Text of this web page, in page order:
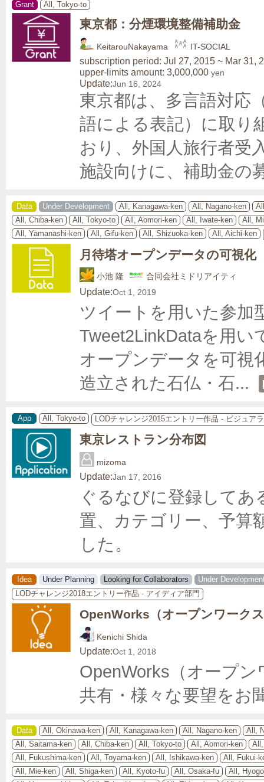
Grant All, Tokyo-to
東京都：分煙環境整備補助金
KeitarouNakayama IT-SOCIAL
subscription period: Jul 27, 2015 ~ Mar 31,
upper-limits amount: 3,000,000 yen
Update:Jun 16, 2024
東京都は、多言語対応
語による表記）に取り
おり、外国人旅行者受
施設向けに、補助金の
Data Under Development All, Kanagawa-ken All, Nagano-ken
All, Chiba-ken
All, Tokyo-to All, Aomori-ken All, Iwate-ken
All,
All, Yamanashi-ken
All, Gifu-ken All, Shizuoka-ken All, Aichi-ken
月待塔オープンデータの可視化
小池 隆 合同会社ミドリアイティ
Update:Oct 1, 2019
ツイートを用いた参加
Tweet2LinkDataを用い
オープンデータを可視
造立された石仏・石...
App All, Tokyo-to LODチャレンジ2015エントリー作品 - ビジュア
東京レストラン分布図
mizoma
Update:Jan 17, 2016
ぐるなびに登録してあ
置、カテゴリー、予算
した。
Idea Under Planning Looking for Collaborators
Under
LODチャレンジ2018エントリー作品 - アイディア部門
OpenWorks（オープンワーク
Kenichi Shida
Update:Oct 1, 2018
OpenWorks（オープ
共有・様々な要望をお
Data All, Okinawa-ken All, Kanagawa-ken All, Nagano-ken
All,
All, Saitama-ken
All, Chiba-ken All, Tokyo-to All, Aomori-ken
All, Fukushima-ken
All, Toyama-ken All, Ishikawa-ken
All, Fukui-
All, Mie-ken
All, Shiga-ken All, Kyoto-fu All, Osaka-fu
All,